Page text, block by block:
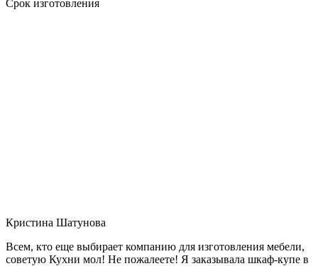
Срок изготовления
Кристина Шатунова
Всем, кто еще выбирает компанию для изготовления мебели,
советую Кухни мол! Не пожалеете! Я заказывала шкаф-купе в